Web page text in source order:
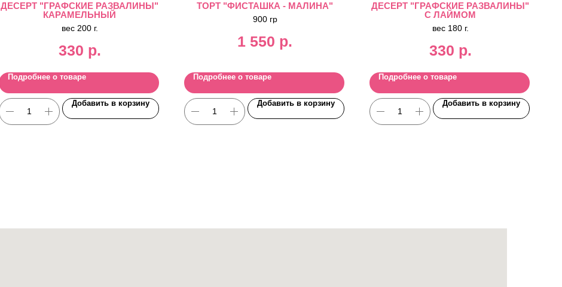
ДЕСЕРТ "ГРАФСКИЕ РАЗВАЛИНЫ"
КАРАМЕЛЬНЫЙ
вес 200 г.
330 р.
Подробнее о товаре
Добавить в корзину
ТОРТ "ФИСТАШКА - МАЛИНА"
900 гр
1 550 р.
Подробнее о товаре
Добавить в корзину
ДЕСЕРТ "ГРАФСКИЕ РАЗВАЛИНЫ"
С ЛАЙМОМ
вес 180 г.
330 р.
Подробнее о товаре
Добавить в корзину